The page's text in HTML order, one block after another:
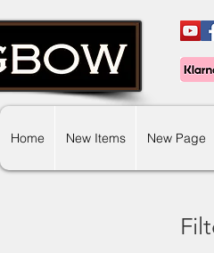
Home New Items New Page